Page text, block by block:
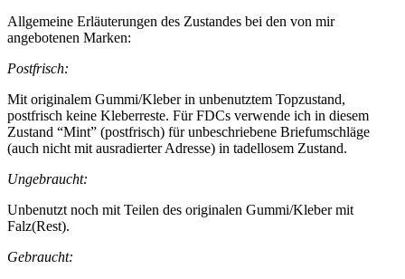
Allgemeine Erläuterungen des Zustandes bei den von mir
angebotenen Marken:
Postfrisch:
Mit originalem Gummi/Kleber in unbenutztem Topzustand,
postfrisch keine Kleberreste. Für FDCs verwende ich in diesem
Zustand “Mint” (postfrisch) für unbeschriebene Briefumschläge
(auch nicht mit ausradierter Adresse) in tadellosem Zustand.
Ungebraucht:
Unbenutzt noch mit Teilen des originalen Gummi/Kleber mit
Falz(Rest).
Gebraucht: